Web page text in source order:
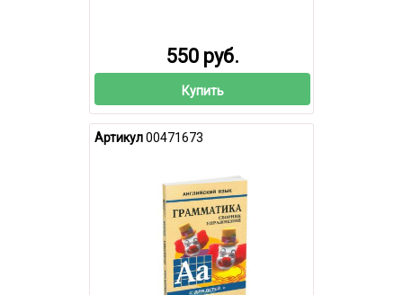
550 руб.
Купить
Артикул00471673